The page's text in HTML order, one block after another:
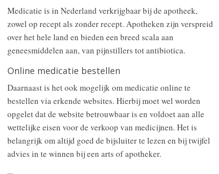
Medicatie is in Nederland verkrijgbaar bij de apotheek,
zowel op recept als zonder recept. Apotheken zijn verspreid
over het hele land en bieden een breed scala aan
geneesmiddelen aan, van pijnstillers tot antibiotica.
Online medicatie bestellen
Daarnaast is het ook mogelijk om medicatie online te
bestellen via erkende websites. Hierbij moet wel worden
opgelet dat de website betrouwbaar is en voldoet aan alle
wettelijke eisen voor de verkoop van medicijnen. Het is
belangrijk om altijd goed de bijsluiter te lezen en bij twijfel
advies in te winnen bij een arts of apotheker.